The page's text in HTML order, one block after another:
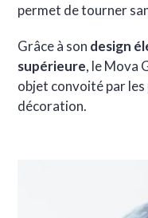
permet de tourner
Grâce à son design
supérieure, le Mova
objet convoité par les
décoration.